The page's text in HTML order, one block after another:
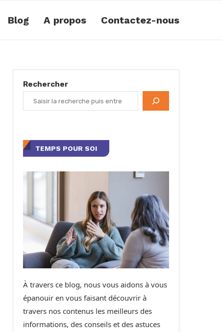
Blog A propos Contactez-nous
Rechercher
TEMPS POUR SOI
À travers ce blog, nous vous aidons à vous
épanouir en vous faisant découvrir à
travers nos contenus les meilleurs des
informations, des conseils et des astuces